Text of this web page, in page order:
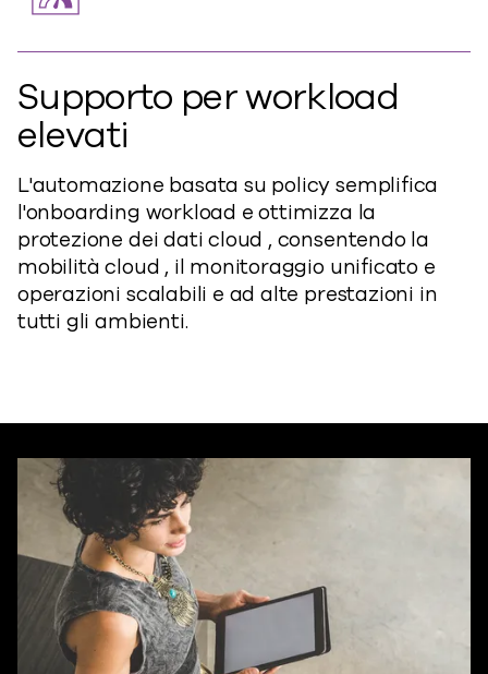
Supporto per workload
elevati
L'automazione basata su policy semplifica
l'onboarding workload e ottimizza la
protezione dei dati cloud , consentendo la
mobilità cloud , il monitoraggio unificato e
operazioni scalabili e ad alte prestazioni in
tutti gli ambienti.